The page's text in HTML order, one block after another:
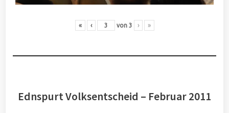
« ‹ von 3 › »
Ednspurt Volksentscheid – Februar 2011